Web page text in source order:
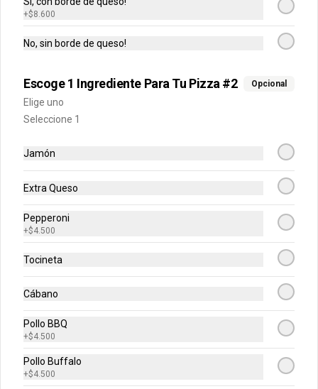
-44 % PROMO 2X1 PERSONALES
porciones)
-40% PROMO 2x1 MEDIANAS
Dos pizzas medianas de 1 ingrediente
-44%
2 pizzas medianas (12 porciones) Un
+$8.600
No, sin borde de queso!
Escoge 1 Ingrediente Para Tu Pizza #2 Opcional
Elige uno
Seleccione 1
Jamón
Extra Queso
Pepperoni
+$4.500
Tocineta
Cábano
Pollo BBQ
+$4.500
Pollo Buffalo
+$4.500